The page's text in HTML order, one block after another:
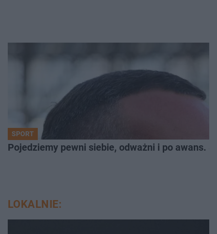
SPORT
Pojedziemy pewni siebie, odważni i po awans.
LOKALNIE: